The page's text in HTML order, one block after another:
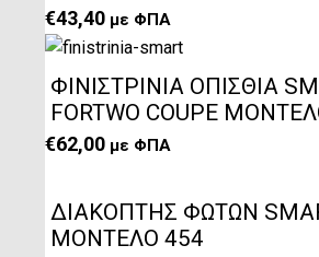
€43,40 με ΦΠΑ
ΦΙΝΙΣΤΡΙΝΙΑ ΟΠΙΣΘΙΑ
FORTWO COUPE
€62,00 με ΦΠΑ
ΔΙΑΚΟΠΤΗΣ ΦΩΤΩΝ
ΜΟΝΤΕΛΟ 454